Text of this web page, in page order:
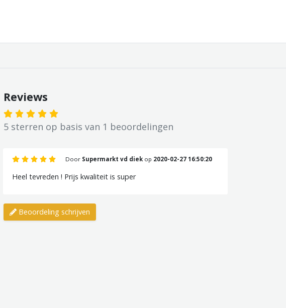
Reviews
5 sterren op basis van 1 beoordelingen
Door Supermarkt vd diekop 2020-02-27 16:50:20
Heel tevreden ! Prijs kwaliteit is super
Beoordeling schrijven